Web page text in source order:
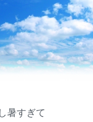
暑すぎて